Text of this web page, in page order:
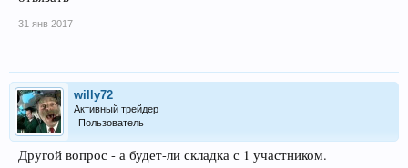
31 янв 2017
willy72
Активный трейдер
Пользователь
Другой вопрос - а будет-ли складка с 1 участником.